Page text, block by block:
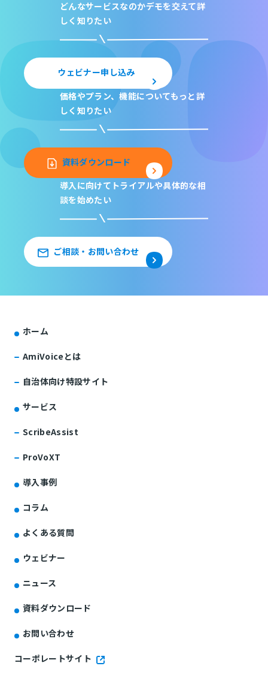
どんなサービスなのかデモを交えて詳
しく知りたい
ウェビナー申し込み
価格やプラン、機能についてもっと詳
しく知りたい
資料ダウンロード
導入に向けてトライアルや具体的な相
談を始めたい
ご相談・お問い合わせ
ホーム
AmiVoiceとは
自治体向け特設サイト
サービス
ScribeAssist
ProVoXT
導入事例
コラム
よくある質問
ウェビナー
ニュース
資料ダウンロード
お問い合わせ
コーポレートサイト